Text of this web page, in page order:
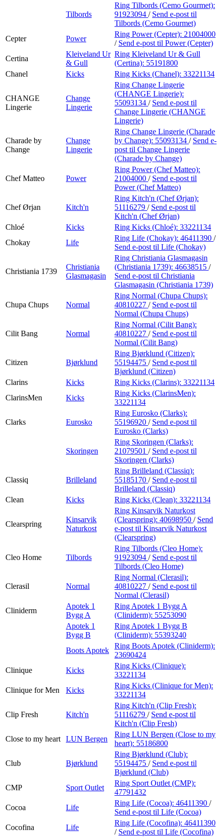
Tilbords
Ring Tilbords (Cemo Gourmet):
91923094 / Send e-post til
Tilbords (Cemo Gourmet)
Cepter
Power
Ring Power (Cepter): 21004000
/ Send e-post til Power (Cepter)
Certina
Kleiveland Ur
& Gull
Ring Kleiveland Ur & Gull
(Certina): 55191800
Chanel
Kicks Ring Kicks (Chanel): 33221134
CHANGE
Lingerie
Change
Lingerie
Ring Change Lingerie
(CHANGE Lingerie):
55093134 / Send e-post til
Change Lingerie (CHANGE
Lingerie)
Charade by
Change
Change
Lingerie
Ring Change Lingerie (Charade
by Change): 55093134 / Send e-
post til Change Lingerie
(Charade by Change)
Chef Matteo Power
Ring Power (Chef Matteo):
21004000 / Send e-post til
Power (Chef Matteo)
Chef Ørjan Kitch'n
Ring Kitch'n (Chef Ørjan):
51116279 / Send e-post til
Kitch'n (Chef Ørjan)
Chloé
Kicks Ring Kicks (Chloé): 33221134
Chokay
Life
Ring Life (Chokay): 46411390 /
Send e-post til Life (Chokay)
Christiania 1739
Christiania
Glasmagasin
Ring Christiania Glasmagasin
(Christiania 1739): 46638515 /
Send e-post til Christiania
Glasmagasin (Christiania 1739)
Chupa Chups Normal
Ring Normal (Chupa Chups):
40810227 / Send e-post til
Normal (Chupa Chups)
Cilit Bang Normal
Ring Normal (Cilit Bang):
40810227 / Send e-post til
Normal (Cilit Bang)
Citizen Bjørklund
Ring Bjørklund (Citizen):
55194475 / Send e-post til
Bjørklund (Citizen)
Clarins
Kicks Ring Kicks (Clarins): 33221134
ClarinsMen
Kicks
Ring Kicks (ClarinsMen):
33221134
Clarks Eurosko
Ring Eurosko (Clarks):
55196920 / Send e-post til
Eurosko (Clarks)
Skoringen
Ring Skoringen (Clarks):
21079501 / Send e-post til
Skoringen (Clarks)
Classiq Brilleland
Ring Brilleland (Classiq):
55185170 / Send e-post til
Brilleland (Classiq)
Clean
Kicks Ring Kicks (Clean): 33221134
Clearspring
Kinsarvik
Naturkost
Ring Kinsarvik Naturkost
(Clearspring): 40698950 / Send
e-post til Kinsarvik Naturkost
(Clearspring)
Cleo Home Tilbords
Ring Tilbords (Cleo Home):
91923094 / Send e-post til
Tilbords (Cleo Home)
Clerasil Normal
Ring Normal (Clerasil):
40810227 / Send e-post til
Normal (Clerasil)
Cliniderm
Apotek 1
Bygg A
Ring Apotek 1 Bygg A
(Cliniderm): 55253090
Apotek 1
Bygg B
Ring Apotek 1 Bygg B
(Cliniderm): 55393240
Boots Apotek
Ring Boots Apotek (Cliniderm):
23690424
Clinique
Kicks
Ring Kicks (Clinique):
33221134
Clinique for Men
Kicks
Ring Kicks (Clinique for Men):
33221134
Clip Fresh Kitch'n
Ring Kitch'n (Clip Fresh):
51116279 / Send e-post til
Kitch'n (Clip Fresh)
Close to my heart
LUN Bergen
Ring LUN Bergen (Close to my
heart): 55186800
Club Bjørklund
Ring Bjørklund (Club):
55194475 / Send e-post til
Bjørklund (Club)
CMP
Sport Outlet
Ring Sport Outlet (CMP):
47791432
Cocoa
Life
Ring Life (Cocoa): 46411390 /
Send e-post til Life (Cocoa)
Cocofina
Life
Ring Life (Cocofina): 46411390
/ Send e-post til Life (Cocofina)